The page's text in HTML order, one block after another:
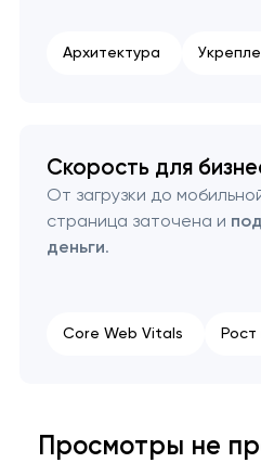
Архитектура
Скорость для
От загрузки до
страница заточена и
деньги.
Core Web Vitals Рост
Просмотры не